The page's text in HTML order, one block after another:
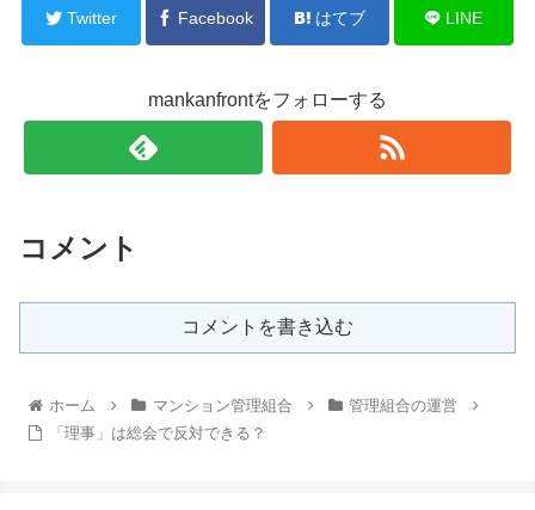
Twitter Facebook はてブ LINE
mankanfrontをフォローする
コメント
コメントを書き込む
ホーム マンション管理組合
管理組合の運営
「理事」は総会で反対できる？